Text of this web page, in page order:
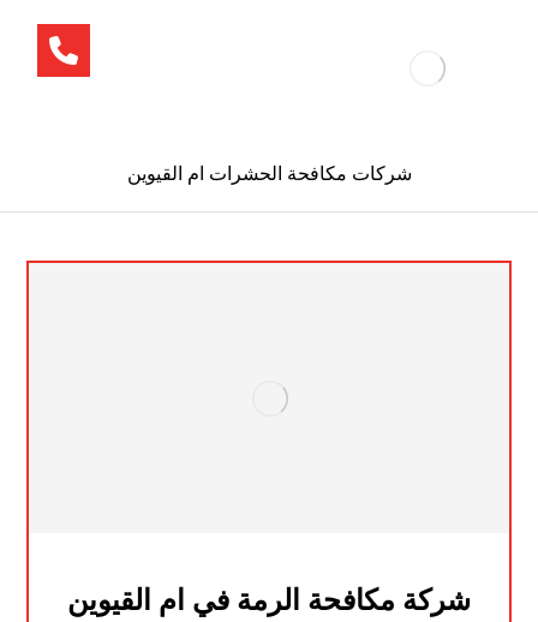
شركات مكافحة الحشرات ام القيوين
شركة مكافحة الرمة في ام القيوين